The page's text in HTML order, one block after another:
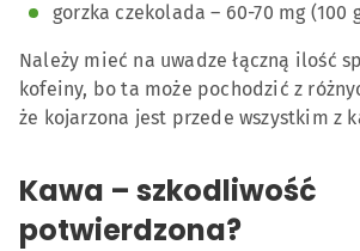
gorzka czekolada – 60-70 mg (100
Należy mieć na uwadze łączną ilość
kofeiny, bo ta może pochodzić z
że kojarzona jest przede wszystkim z
Kawa – szkodliwość
potwierdzona?